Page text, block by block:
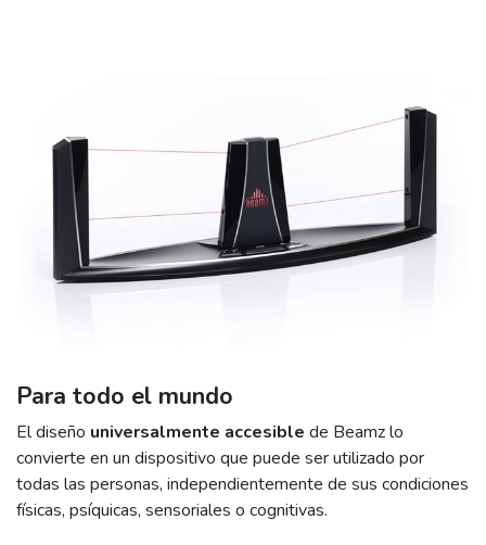
Para todo el mundo
El diseño universalmente accesible de Beamz lo
convierte en un dispositivo que puede ser utilizado por
todas las personas, independientemente de sus condiciones
físicas, psíquicas, sensoriales o cognitivas.